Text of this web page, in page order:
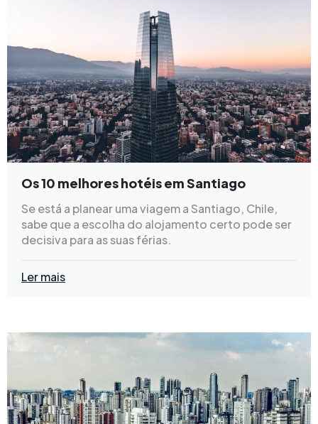
Os 10 melhores hotéis em Santiago
Se está a planear uma viagem a Santiago, Chile,
sabe que a escolha do alojamento certo pode ser
decisiva para as suas férias.
Ler mais